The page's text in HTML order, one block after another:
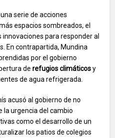
serie de acciones
espacios sombreados, el
para responder al
En contrapartida, Mundina
por el gobierno
derefugios climáticosy
de agua refrigerada.
acusó al gobierno de no
urgencia del cambio
como el desarrollo de un
los patios de colegios